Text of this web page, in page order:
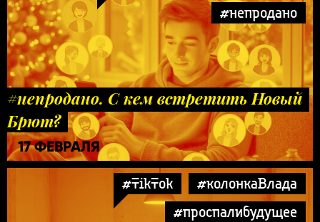
#непродано
#непродано. С кем встретить Новый
Брют?
17 ФЕВРАЛЯ
#TikTok
#колонкаВлада
#проспалибудущее